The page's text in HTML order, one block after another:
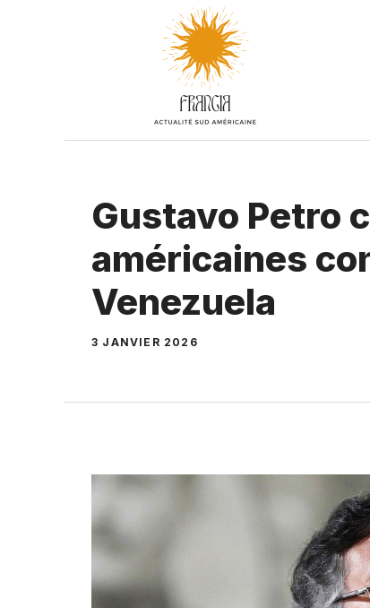
Gustavo Petro
américaines
Venezuela
3 JANVIER 2026